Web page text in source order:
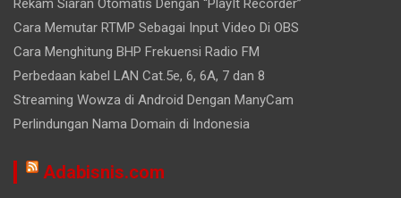
Rekam Siaran Otomatis Dengan “PlayIt Recorder”
Cara Memutar RTMP Sebagai Input Video Di OBS
Cara Menghitung BHP Frekuensi Radio FM
Perbedaan kabel LAN Cat.5e, 6, 6A, 7 dan 8
Streaming Wowza di Android Dengan ManyCam
Perlindungan Nama Domain di Indonesia
Adabisnis.com